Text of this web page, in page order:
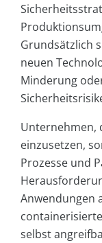
Grundsätzlich
neuen
Minderung
Unternehmen,
einzusetzen,
Prozesse und
Anwendungen
selbst